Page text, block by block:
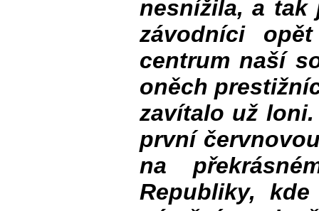
nesnížila, a tak
závodníci
centrum naší
oněch
zavítalo už
první
na
Republiky,